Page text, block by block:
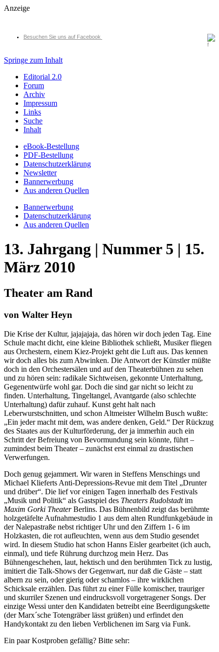
Anzeige
Besuchen Sie uns auf Facebook
Springe zum Inhalt
Editorial 2.0
Forum
Archiv
Impressum
Links
Suche
Inhalt
eBook-Bestellung
PDF-Bestellung
Datenschutzerklärung
Newsletter
Bannerwerbung
Aus anderen Quellen
Bannerwerbung
Datenschutzerklärung
Aus anderen Quellen
13. Jahrgang | Nummer 5 | 15.
März 2010
Theater am Rand
von Walter Heyn
Die Krise der Kultur, jajajajaja, das hören wir doch jeden Tag. Eine
Schule macht dicht, eine kleine Bibliothek schließt, Musiker fliegen
aus Orchestern, einem Kiez-Projekt geht die Luft aus. Das kennen
wir doch alles bis zum Abwinken. Die Antwort der Künstler müßte
doch in den Orchestersälen und auf den Theaterbühnen zu sehen
und zu hören sein: radikale Sichtweisen, gekonnte Unterhaltung,
Gegenentwürfe wohl gar. Doch die sind gar nicht so leicht zu
finden. Unterhaltung, Tingeltangel, Avantgarde (also schlechte
Unterhaltung) dafür zuhauf. Kunst geht halt nach
Leberwurstschnitten, und schon Altmeister Wilhelm Busch wußte:
„Ein jeder macht mit dem, was andere denken, Geld.“ Der Rückzug
des Staates aus der Kulturförderung, der ja immerhin auch ein
Schritt der Befreiung von Bevormundung sein könnte, führt –
zumindest beim Theater – zunächst erst einmal zu drastischen
Verwerfungen.
Doch genug gejammert. Wir waren in Steffens Menschings und
Michael Klieferts Anti-Depressions-Revue mit dem Titel „Drunter
und drüber“. Die lief vor einigen Tagen innerhalb des Festivals
„Musik und Politik“ als Gastspiel des Theaters Rudolstadtim
Maxim Gorki TheaterBerlins. Das Bühnenbild zeigt das berühmte
holzgetäfelte Aufnahmestudio 1 aus dem alten Rundfunkgebäude in
der Nalepastraße nebst richtiger Uhr und den Ziffern 1- 6 im
Holzkasten, die rot aufleuchten, wenn aus dem Studio gesendet
wird. In diesem Studio hat schon Hanns Eisler gearbeitet (ich auch,
einmal), und tiefe Rührung durchzog mein Herz. Das
Bühnengeschehen, laut, hektisch und den berühmten Tick zu lustig,
imitiert die Talk-Shows der Gegenwart, nur daß die Gäste – statt
albern zu sein, oder gierig oder schamlos – ihre wirklichen
Schicksale erzählen. Das führt zu einer Fülle komischer, trauriger
und skurriler Szenen und eindrucksvoll vorgetragener Songs. Der
einzige Wessi unter den Kandidaten betreibt eine Beerdigungskette
(der Marx´sche Totengräber lässt grüßen) und erfindet den
Handykontakt zu den lieben Verblichenen im Sarg via Funk.
Ein paar Kostproben gefällig? Bitte sehr: